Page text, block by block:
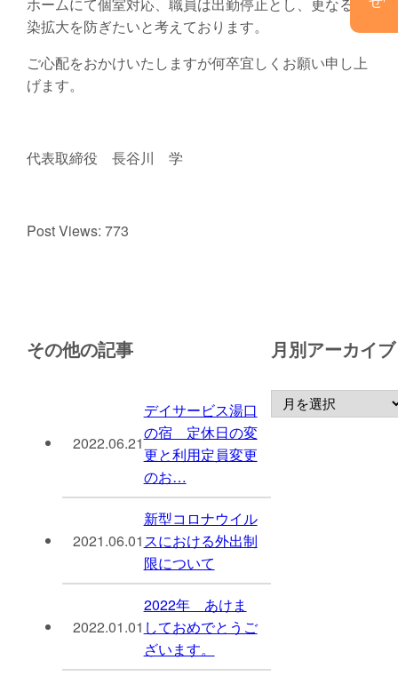
染拡大を防ぎたいと考えております。
ご心配をおかけいたしますが何卒宜しくお願い申し上
げます。
代表取締役 長谷川 学
Post Views: 773
その他の記事
2022.06.21
デイサービス湯口
の宿 定休日の変
更と利用定員変更
のお…
2021.06.01
新型コロナウイル
スにおける外出制
限について
2022.01.01
2022年 あけま
しておめでとうご
ざいます。
月別アーカイブ